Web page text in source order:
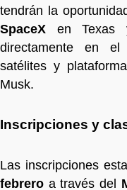
tendrán la
SpaceX en Texas
directamente en
satélites y
Musk.
Inscripciones y
Las inscripciones
febrero a través del